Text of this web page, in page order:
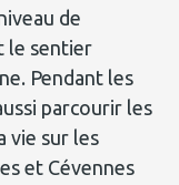
de
le sentier
Pendant les
parcourir les
vie sur les
et Cévennes